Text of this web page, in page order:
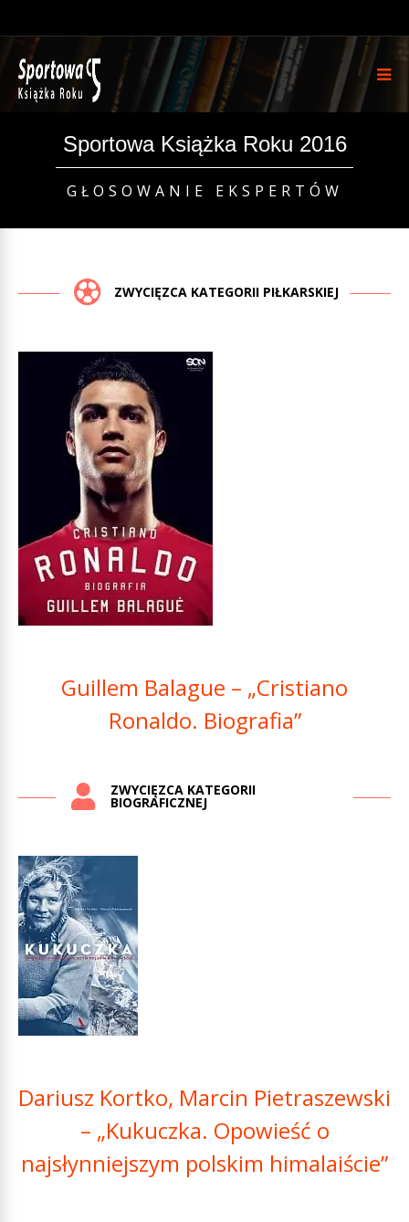
Sportowa Książka Roku 2016
GŁOSOWANIE EKSPERTÓW
ZWYCIĘZCA KATEGORII PIŁKARSKIEJ
Guillem Balague – „Cristiano
Ronaldo. Biografia”
ZWYCIĘZCA KATEGORII
BIOGRAFICZNEJ
Dariusz Kortko, Marcin Pietraszewski
– „Kukuczka. Opowieść o
najsłynniejszym polskim himalaiście”